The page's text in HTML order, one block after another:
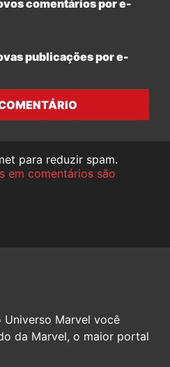
comentários por e-
publicações por e-
para reduzir spam.
em comentários são
Universo Marvel você
da Marvel, o maior portal